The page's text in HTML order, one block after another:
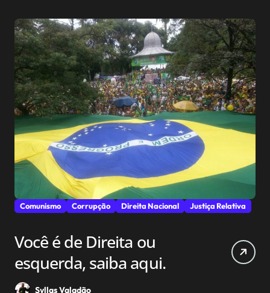
Comunismo Corrupção Direita Nacional Justiça Relativa
Você é de Direita ou
esquerda, saiba aqui.
Syllas Valadão